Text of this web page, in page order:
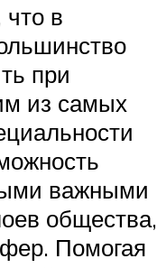
что в
при
из самых
важными
общества,
Помогая